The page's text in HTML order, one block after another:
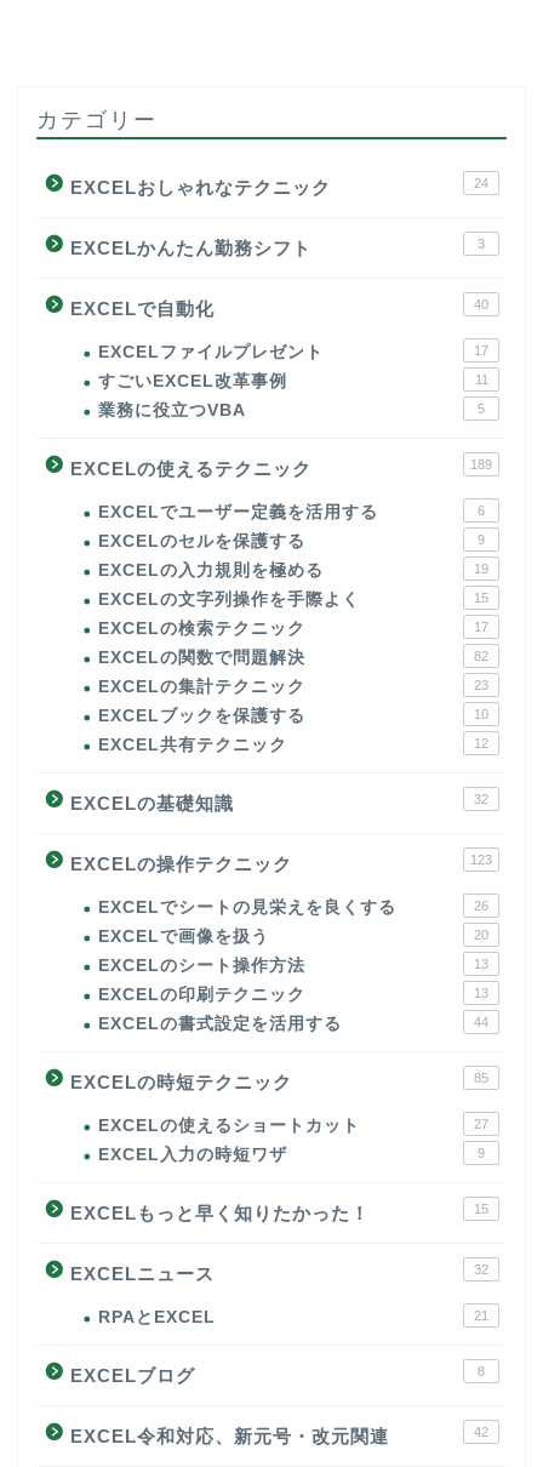
カテゴリー
EXCELおしゃれなテクニック 24
EXCELかんたん勤務シフト 3
EXCELで自動化 40
EXCELファイルプレゼント 17
すごいEXCEL改革事例 11
業務に役立つVBA 5
EXCELの使えるテクニック 189
EXCELでユーザー定義を活用する 6
EXCELのセルを保護する 9
EXCELの入力規則を極める 19
EXCELの文字列操作を手際よく 15
EXCELの検索テクニック 17
EXCELの関数で問題解決 82
EXCELの集計テクニック 23
EXCELブックを保護する 10
EXCEL共有テクニック 12
EXCELの基礎知識 32
EXCELの操作テクニック 123
EXCELでシートの見栄えを良くする 26
EXCELで画像を扱う 20
EXCELのシート操作方法 13
EXCELの印刷テクニック 13
EXCELの書式設定を活用する 44
EXCELの時短テクニック 85
EXCELの使えるショートカット 27
EXCEL入力の時短ワザ 9
EXCELもっと早く知りたかった！ 15
EXCELニュース 32
RPAとEXCEL 21
EXCELブログ 8
EXCEL令和対応、新元号・改元関連 42